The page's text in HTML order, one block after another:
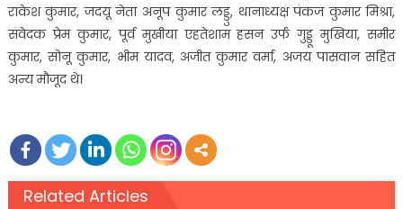
राकेश कुमार, जदयू नेता अनूप कुमार लड्डु, थानाध्यक्ष पंकज कुमार मिश्रा,
संवेदक प्रेम कुमार, पूर्व मुखीया एहतेशाम हसन उर्फ गुड्डू मुखिया, समीर
कुमार, सोनू कुमार, भीम यादव, अजीत कुमार वर्मा, अजय पासवान सहित
अन्य मौजूद थे।
Related Articles